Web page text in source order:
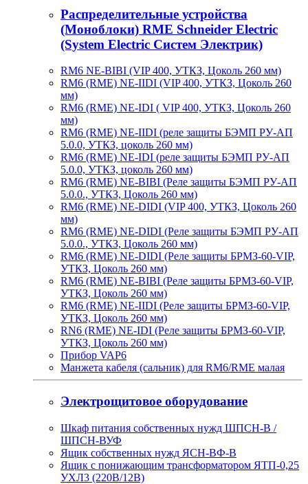
Распределительные устройства
(Моноблоки) RME Schneider Electric
(System Electric Систем Электрик)
RM6 NE-BIBI (VIP 400, УТКЗ, Цоколь 260 мм)
RM6 (RME) NE-IIDI (VIP 400, УТКЗ, Цоколь 260
мм)
RM6 (RME) NE-IDI ( VIP 400, УТКЗ, Цоколь 260
мм)
RM6 (RME) NE-IIDI (реле защиты БЭМП РУ-АП
5.0.0, УТКЗ, цоколь 260 мм)
RM6 (RME) NE-IDI (реле защиты БЭМП РУ-АП
5.0.0, УТКЗ, цоколь 260 мм)
RM6 (RME) NE-BIBI (Реле защиты БЭМП РУ-АП
5.0.0., УТКЗ, Цоколь 260 мм)
RM6 (RME) NE-DIDI (VIP 400, УТКЗ, Цоколь 260
мм)
RM6 (RME) NE-DIDI (Реле защиты БЭМП РУ-АП
5.0.0., УТКЗ, Цоколь 260 мм)
RM6 (RME) NE-DIDI (Реле защиты БРМЗ-60-VIP,
УТКЗ, Цоколь 260 мм)
RM6 (RME) NE-BIBI (Реле защиты БРМЗ-60-VIP,
УТКЗ, Цоколь 260 мм)
RM6 (RME) NE-IIDI (Реле защиты БРМЗ-60-VIP,
УТКЗ, Цоколь 260 мм)
RN6 (RME) NE-IDI (Реле защиты БРМЗ-60-VIP,
УТКЗ, Цоколь 260 мм)
Прибор VAP6
Манжета кабеля (сальник) для RM6/RME малая
Электрощитовое оборудование
Шкаф питания собственных нужд ШПСН-В /
ШПСН-ВУФ
Ящик собственных нужд ЯСН-ВФ-В
Ящик с понижающим трансформатором ЯТП-0,25
УХЛ3 (220В/12В)